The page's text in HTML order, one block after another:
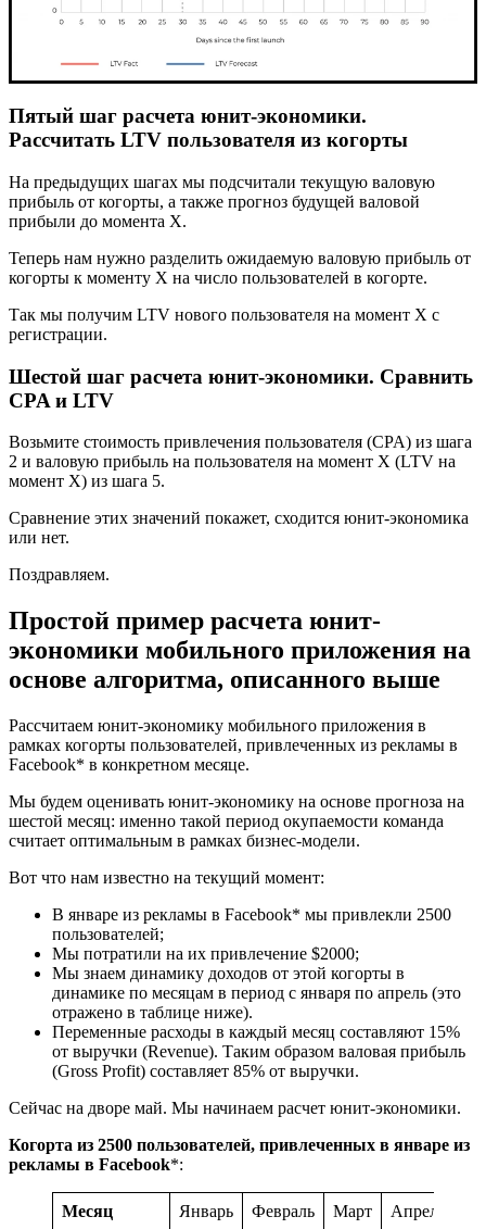
Пятый шаг расчета юнит-экономики.
Рассчитать LTV пользователя из когорты
На предыдущих шагах мы подсчитали текущую валовую
прибыль от когорты, а также прогноз будущей валовой
прибыли до момента X.
Теперь нам нужно разделить ожидаемую валовую прибыль от
когорты к моменту X на число пользователей в когорте.
Так мы получим LTV нового пользователя на момент X с
регистрации.
Шестой шаг расчета юнит-экономики. Сравнить
CPA и LTV
Возьмите стоимость привлечения пользователя (CPA) из шага
2 и валовую прибыль на пользователя на момент Х (LTV на
момент Х) из шага 5.
Сравнение этих значений покажет, сходится юнит-экономика
или нет.
Поздравляем.
Простой пример расчета юнит-
экономики мобильного приложения на
основе алгоритма, описанного выше
Рассчитаем юнит-экономику мобильного приложения в
рамках когорты пользователей, привлеченных из рекламы в
Facebook* в конкретном месяце.
Мы будем оценивать юнит-экономику на основе прогноза на
шестой месяц: именно такой период окупаемости команда
считает оптимальным в рамках бизнес-модели.
Вот что нам известно на текущий момент:
В январе из рекламы в Facebook* мы привлекли 2500
пользователей;
Мы потратили на их привлечение $2000;
Мы знаем динамику доходов от этой когорты в
динамике по месяцам в период с января по апрель (это
отражено в таблице ниже).
Переменные расходы в каждый месяц составляют 15%
от выручки (Revenue). Таким образом валовая прибыль
(Gross Profit) составляет 85% от выручки.
Сейчас на дворе май. Мы начинаем расчет юнит-экономики.
Когорта из 2500 пользователей, привлеченных в январе из
рекламы в Facebook*:
Месяц Январь Февраль Март Апрель